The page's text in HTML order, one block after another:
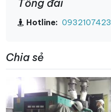
Tổng đài
Hotline: 0932107423
Chia sẻ